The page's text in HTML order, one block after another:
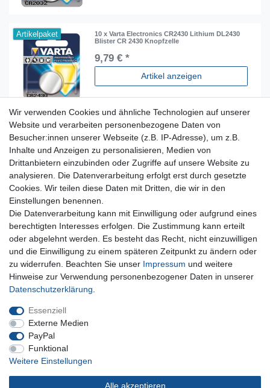
Artikelpaket
10 x Varta Electronics CR2430 Lithium DL2430
Blister CR 2430 Knopfzelle
9,79 € *
Artikel anzeigen
Für Fragen zu unseren Produkten und Bestellungen
erreichen Sie uns per E-Mail oder Telefon:
+49 5741 9099422 oder
info@dein-bau-projekt.de
Versand und Zahlung
Impressum
Datenschutzerklärung
AGB
Kontakt
Infos Ratenkauf mit easyCredit
Qualität made in Germany
Schnelle & sichere Lieferung
Ideal für Selbermacher (DIY)
Widerrufs­recht
Wir verwenden Cookies und ähnliche Technologien auf unserer
Website und verarbeiten personenbezogene Daten von
Besucher:innen unserer Webseite (z.B. IP-Adresse), um z.B.
Inhalte und Anzeigen zu personalisieren, Medien von
Drittanbietern einzubinden oder Zugriffe auf unsere Website zu
analysieren. Die Datenverarbeitung erfolgt erst durch gesetzte
Cookies. Wir teilen diese Daten mit Dritten, die wir in den
Einstellungen benennen.
Die Datenverarbeitung kann mit Einwilligung oder aufgrund eines
berechtigten Interesses erfolgen. Die Zustimmung kann erteilt
oder abgelehnt werden. Es besteht das Recht, nicht einzuwilligen
und die Einwilligung zu einem späteren Zeitpunkt zu ändern oder
zu widerrufen. Beachten Sie unser Impressum und weitere
Hinweise zur Verwendung personenbezogener Daten in unserer
Daten­schutz­erklärung
Essenziell
Externe Medien
PayPal
Funktional
Weitere Einstellungen
Alle akzeptieren